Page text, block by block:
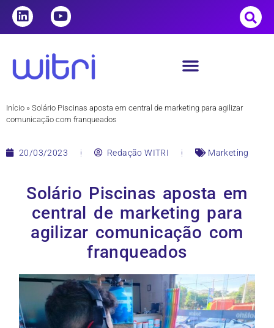
Início » Solário Piscinas aposta em central de marketing para agilizar
comunicação com franqueados
20/03/2023 Redação WITRI Marketing
Solário Piscinas aposta em
central de marketing para
agilizar comunicação com
franqueados